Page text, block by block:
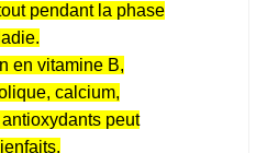
pendant la phase
en vitamine B,
calcium,
peut